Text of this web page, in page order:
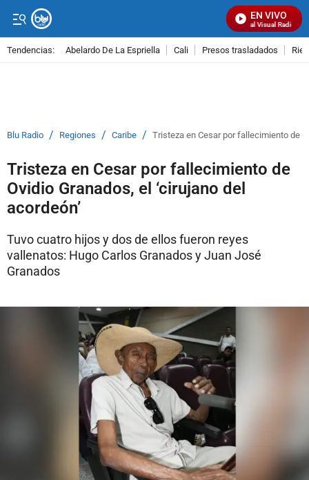
EN VIVO
Señal Visual Radio
Tendencias: Abelardo De La Espriella Cali Presos trasladados
Blu Radio / Regiones / Caribe / Tristeza en Cesar por fallecimiento de
Tristeza en Cesar por fallecimiento de
Ovidio Granados, el ‘cirujano del
acordeón’
Tuvo cuatro hijos y dos de ellos fueron reyes
vallenatos: Hugo Carlos Granados y Juan José
Granados